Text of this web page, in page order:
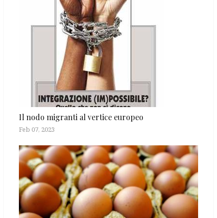
Il nodo migranti al vertice europeo
Feb 07, 2023